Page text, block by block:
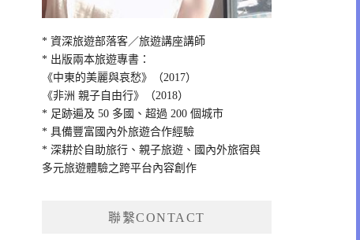
* 資深旅遊部落客／旅遊講座講師
* 出版兩本旅遊專書：
《中東的美麗與哀愁》（2017）
《非洲 親子自由行》（2018）
* 足跡遍及 50 多國、超過 200 個城市
* 具備豐富國內外旅遊合作經驗
* 深耕於自助旅行、親子旅遊、國內外旅宿與
多元旅遊體驗之跨平台內容創作
聯繫CONTACT